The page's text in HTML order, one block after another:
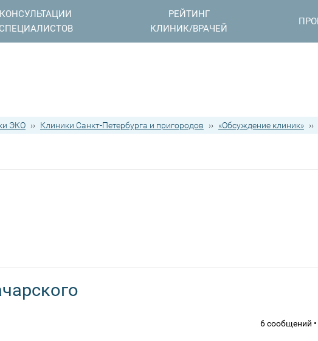
КОНСУЛЬТАЦИИ
СПЕЦИАЛИСТОВ
РЕЙТИНГ
КЛИНИК/ВРАЧЕЙ
ЭКО ›› Клиники Санкт-Петербурга и пригородов ›› «Обсуждение клиник» ››
6 сообщений